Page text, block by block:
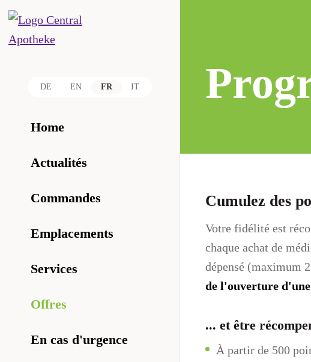
DE EN FR IT
Home
Actualités
Commandes
Emplacements
Services
Offres
En cas d'urgence
Cumulez des
Votre fidélité est
chaque achat de
dépensé (maximum
de l'ouverture
... et être
À partir de 500